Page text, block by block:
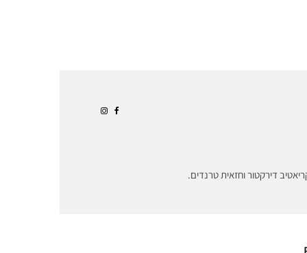
דירקטור וחזאית טרנדים.